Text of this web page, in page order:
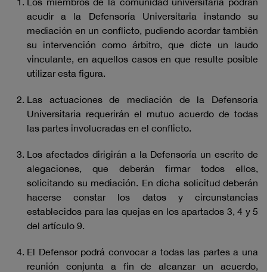
acudir a la Defensoría Universitaria instando su
mediación en un conflicto, pudiendo acordar también
su intervención como árbitro, que dicte un laudo
vinculante, en aquellos casos en que resulte posible
utilizar esta figura.
Las actuaciones de mediación de la Defensoría
Universitaria requerirán el mutuo acuerdo de todas
las partes involucradas en el conflicto.
Los afectados dirigirán a la Defensoría un escrito de
alegaciones, que deberán firmar todos ellos,
solicitando su mediación. En dicha solicitud deberán
hacerse constar los datos y circunstancias
establecidos para las quejas en los apartados 3, 4 y 5
del artículo 9.
El Defensor podrá convocar a todas las partes a una
reunión conjunta a fin de alcanzar un acuerdo,